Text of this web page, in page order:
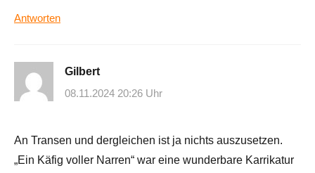
Antworten
Gilbert
08.11.2024 20:26 Uhr
An Transen und dergleichen ist ja nichts auszusetzen.
„Ein Käfig voller Narren“ war eine wunderbare Karrikatur